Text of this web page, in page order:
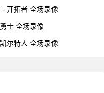
开拓者 全场录像
士 全场录像
尔特人 全场录像